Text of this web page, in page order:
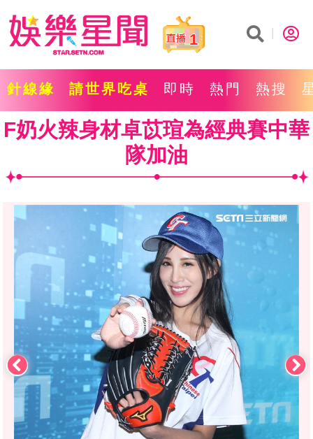
1
針線緣 請世界吃桌 即時 熱門 熱搜
F奶火辣身材卓苡瑄為經典賽中華
隊加油